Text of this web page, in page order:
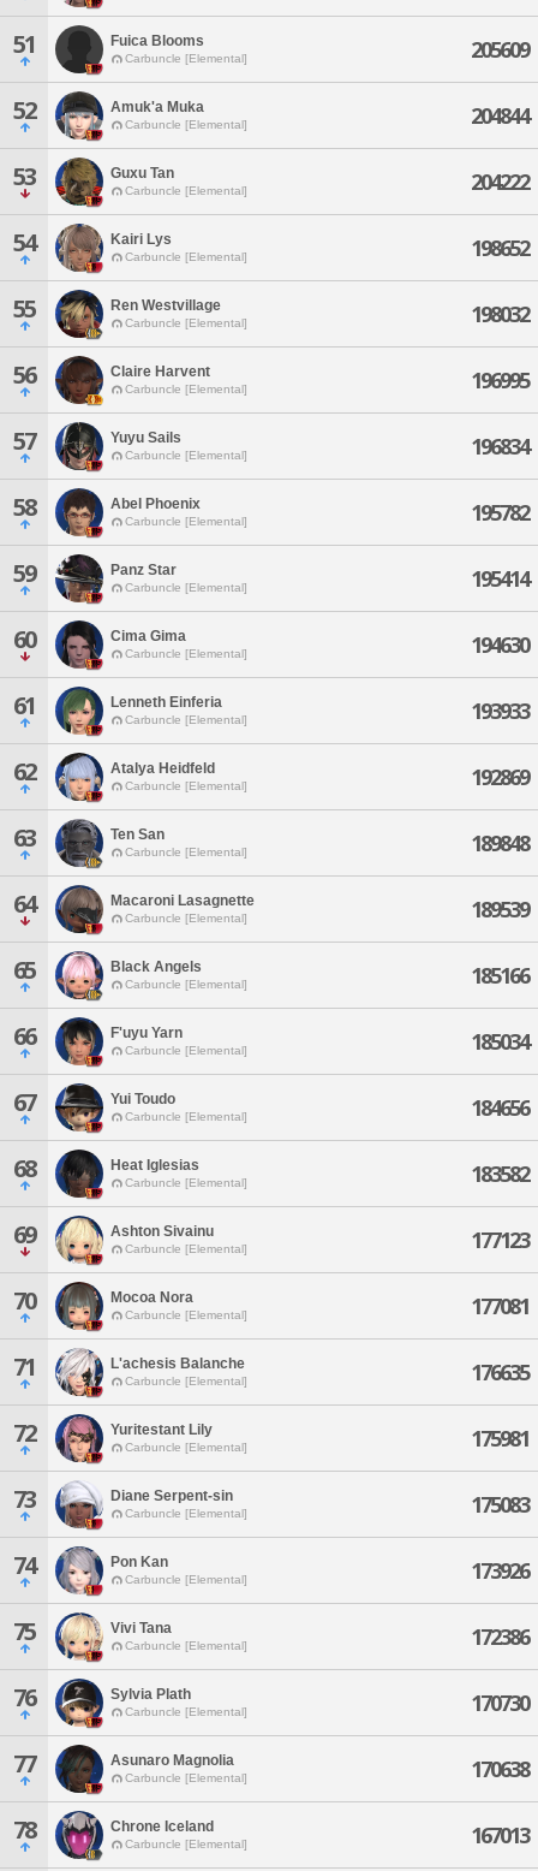
51 Fuica Blooms
Carbuncle [Elemental] 205609
52 Amuk'a Muka
Carbuncle [Elemental] 204844
53 Guxu Tan
Carbuncle [Elemental] 204222
54 Kairi Lys
Carbuncle [Elemental] 198652
55 Ren Westvillage
Carbuncle [Elemental] 198032
56 Claire Harvent
Carbuncle [Elemental] 196995
57 Yuyu Sails
Carbuncle [Elemental] 196834
58 Abel Phoenix
Carbuncle [Elemental] 195782
59 Panz Star
Carbuncle [Elemental] 195414
60 Cima Gima
Carbuncle [Elemental] 194630
61 Lenneth Einferia
Carbuncle [Elemental] 193933
62 Atalya Heidfeld
Carbuncle [Elemental] 192869
63 Ten San
Carbuncle [Elemental] 189848
64 Macaroni Lasagnette
Carbuncle [Elemental] 189539
65 Black Angels
Carbuncle [Elemental] 185166
66 F'uyu Yarn
Carbuncle [Elemental] 185034
67 Yui Toudo
Carbuncle [Elemental] 184656
68 Heat Iglesias
Carbuncle [Elemental] 183582
69 Ashton Sivainu
Carbuncle [Elemental] 177123
70 Mocoa Nora
Carbuncle [Elemental] 177081
71 L'achesis Balanche
Carbuncle [Elemental] 176635
72 Yuritestant Lily
Carbuncle [Elemental] 175981
73 Diane Serpent-sin
Carbuncle [Elemental] 175083
74 Pon Kan
Carbuncle [Elemental] 173926
75 Vivi Tana
Carbuncle [Elemental] 172386
76 Sylvia Plath
Carbuncle [Elemental] 170730
77 Asunaro Magnolia
Carbuncle [Elemental] 170638
78 Chrone Iceland
Carbuncle [Elemental] 167013